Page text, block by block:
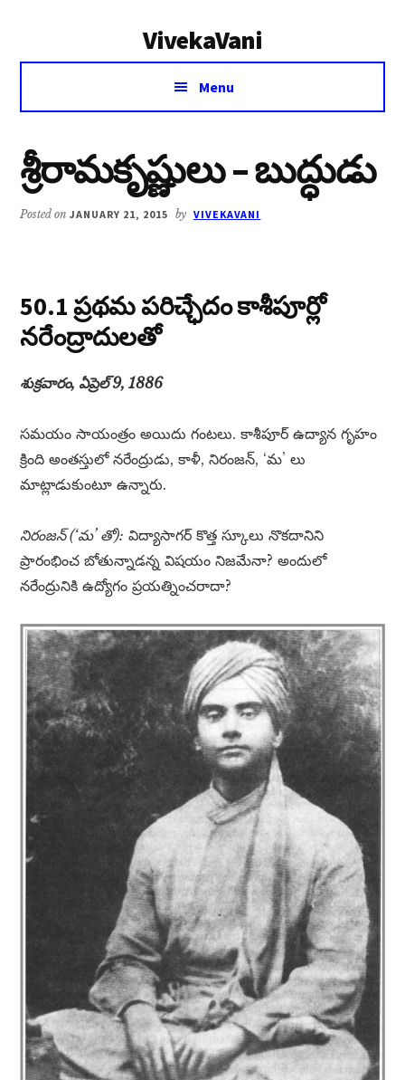
VivekaVani
Voice
Vivekananda
Menu
శ్రీరామకృష్ణులు – బుద్ధుడు
Posted onJANUARY 21, 2015 by VIVEKAVANI
50.1 ప్రథమ పరిచ్ఛేదం కాశీపూర్లో
నరేంద్రాదులతో
శుక్రవారం, ఏప్రెల్ 9, 1886
సమయం సాయంత్రం అయిదు గంటలు. కాశీపూర్ ఉద్యాన గృహం
క్రింది అంతస్తులో నరేంద్రుడు, కాళీ, నిరంజన్, ‘మ’ లు
మాట్లాడుకుంటూ ఉన్నారు.
నిరంజన్ (‘మ’ తో): విద్యాసాగర్ కొత్త స్కూలు నొకదానిని
ప్రారంభించ బోతున్నాడన్న విషయం నిజమేనా? అందులో
నరేంద్రునికి ఉద్యోగం ప్రయత్నించరాదా?